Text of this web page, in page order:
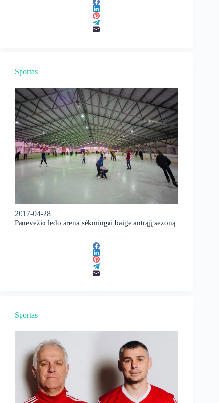
Sportas
2017-04-28
Panevėžio ledo arena sėkmingai baigė antrąjį sezoną
Sportas